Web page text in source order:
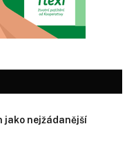
jako nejžádanější